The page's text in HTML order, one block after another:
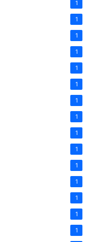
1
1
1
1
1
1
1
1
1
1
1
1
1
1
1